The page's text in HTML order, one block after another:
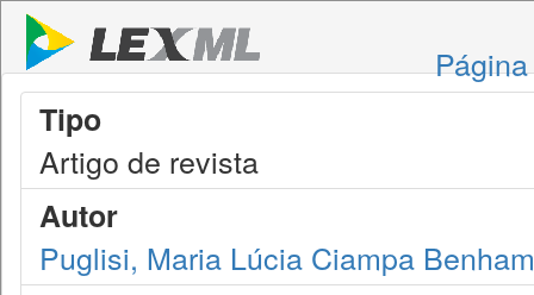
Tipo
Artigo de revista
Autor
Puglisi, Maria Lúcia Ciampa